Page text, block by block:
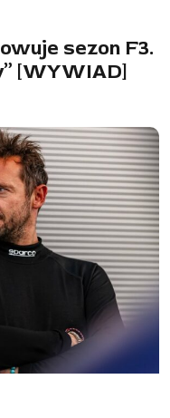
sezon F3.
[WYWIAD]